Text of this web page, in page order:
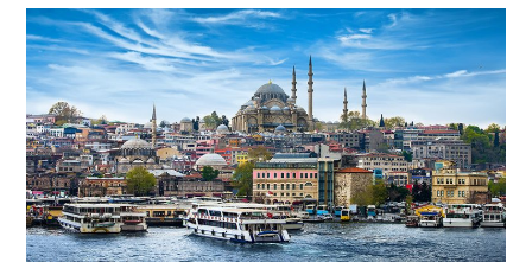
(zbor+cazare
3
Nopti)